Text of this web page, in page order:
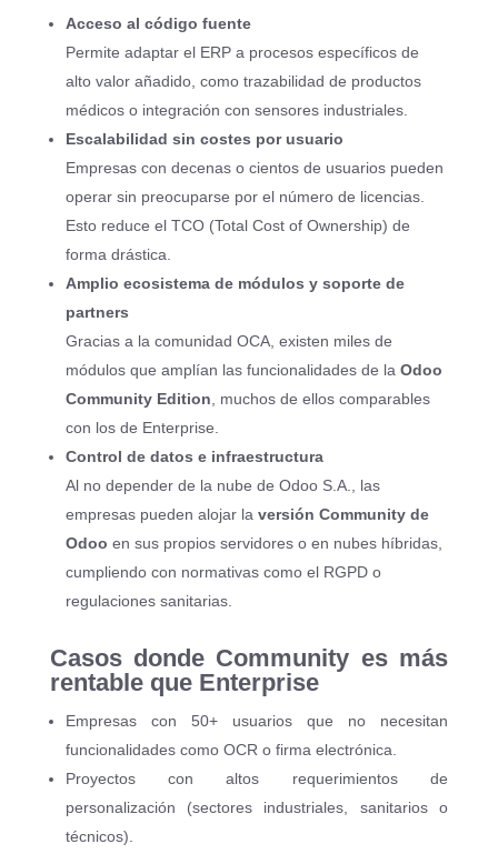
Acceso al código fuente
Permite adaptar el ERP a procesos específicos de
alto valor añadido, como trazabilidad de productos
médicos o integración con sensores industriales.
Escalabilidad sin costes por usuario
Empresas con decenas o cientos de usuarios pueden
operar sin preocuparse por el número de licencias.
Esto reduce el TCO (Total Cost of Ownership) de
forma drástica.
Amplio ecosistema de módulos y soporte de
partners
Gracias a la comunidad OCA, existen miles de
módulos que amplían las funcionalidades de la Odoo
Community Edition , muchos de ellos comparables
con los de Enterprise.
Control de datos e infraestructura
Al no depender de la nube de Odoo S.A., las
empresas pueden alojar la versión Community de
Odoo en sus propios servidores o en nubes híbridas,
cumpliendo con normativas como el RGPD o
regulaciones sanitarias.
Casos donde Community es más
rentable que Enterprise
Empresas con 50+ usuarios que no necesitan
funcionalidades como OCR o firma electrónica.
Proyectos con altos requerimientos de
personalización (sectores industriales, sanitarios o
técnicos).